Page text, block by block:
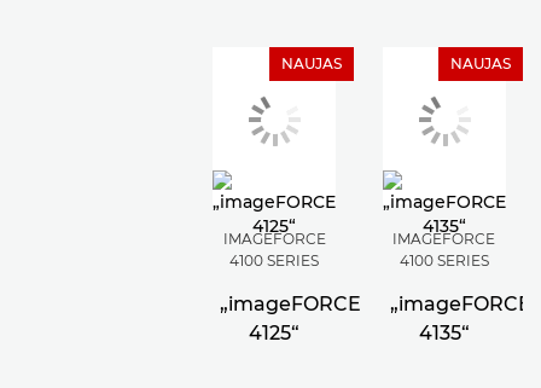
NAUJAS
IMAGEFORCE
4100 SERIES
„imageFORCE
4125“
NAUJAS
IMAGEFORCE
4100 SERIES
„imageFORCE
4135“